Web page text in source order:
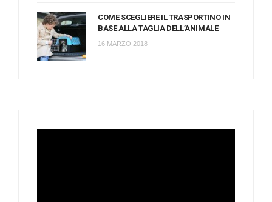
COME SCEGLIERE IL TRASPORTINO IN
BASE ALLA TAGLIA DELL’ANIMALE
16 MARZO 2018